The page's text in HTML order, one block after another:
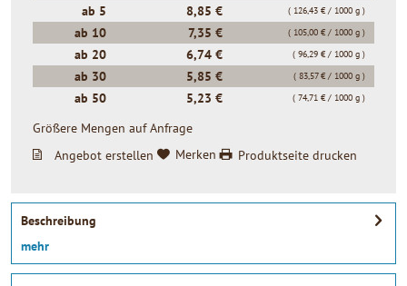
ab 5 8,85 € ( 126,43 € / 1000 g )
ab 10 7,35 € ( 105,00 € / 1000 g )
ab 20 6,74 € ( 96,29 € / 1000 g )
ab 30 5,85 € ( 83,57 € / 1000 g )
ab 50 5,23 € ( 74,71 € / 1000 g )
Größere Mengen auf Anfrage
Angebot erstellen
Merken Produktseite drucken
Beschreibung
mehr